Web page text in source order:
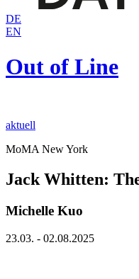
DE
EN
Out of Line
aktuell
MoMA New York
Jack Whitten:
Michelle Kuo
23.03. - 02.08.2025